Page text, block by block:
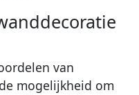
van
mogelijkheid om